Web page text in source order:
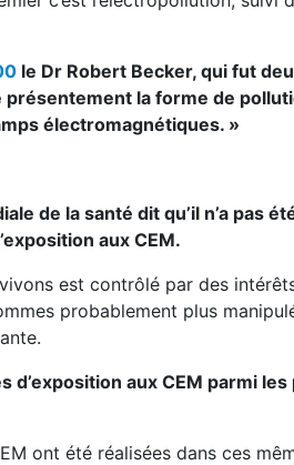
le Dr Robert Becker, qui fut
la forme de
électromagnétiques. »
de la santé dit qu’il n’a pas
aux CEM.
est contrôlé par des
probablement plus
d’exposition aux CEM parmi
ont été réalisées dans ces